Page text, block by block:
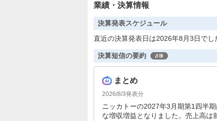
業績・決算情報
決算発表スケジュール
直近の決算発表日は2026年8月3日でし
決算短信の要約
まとめ
2026/8/3発表分
ニッカトーの2027年3月期第1四半
な増収増益となりました。売上高は